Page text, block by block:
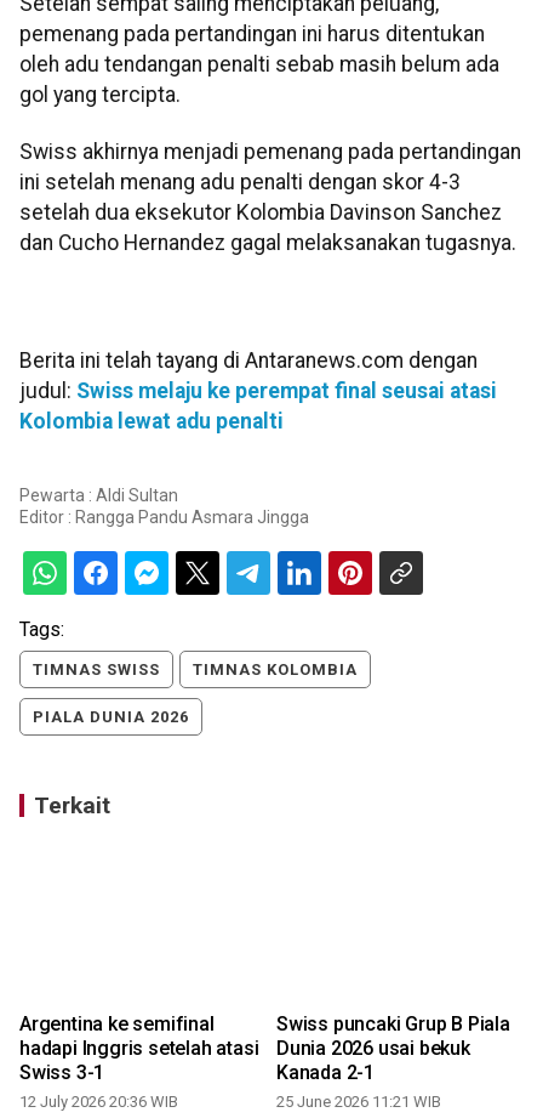
pemenang pada pertandingan ini harus ditentukan
oleh adu tendangan penalti sebab masih belum ada
gol yang tercipta.
Swiss akhirnya menjadi pemenang pada pertandingan
ini setelah menang adu penalti dengan skor 4-3
setelah dua eksekutor Kolombia Davinson Sanchez
dan Cucho Hernandez gagal melaksanakan tugasnya.
Berita ini telah tayang di Antaranews.com dengan
judul: Swiss melaju ke perempat final seusai atasi
Kolombia lewat adu penalti
Pewarta : Aldi Sultan
Editor : Rangga Pandu Asmara Jingga
Tags:
TIMNAS SWISS TIMNAS KOLOMBIA
PIALA DUNIA 2026
Terkait
Argentina ke semifinal
hadapi Inggris setelah atasi
Swiss 3-1
12 July 2026 20:36 WIB
Swiss puncaki Grup B Piala
Dunia 2026 usai bekuk
Kanada 2-1
25 June 2026 11:21 WIB